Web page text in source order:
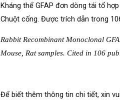
Kháng thể GFAP đơn dòng tái tổ
Chuột cống. Được trích dẫn trong
Rabbit Recombinant Monoclonal
Mouse, Rat samples. Cited in 106
Để biết thêm thông tin chi tiết, xin